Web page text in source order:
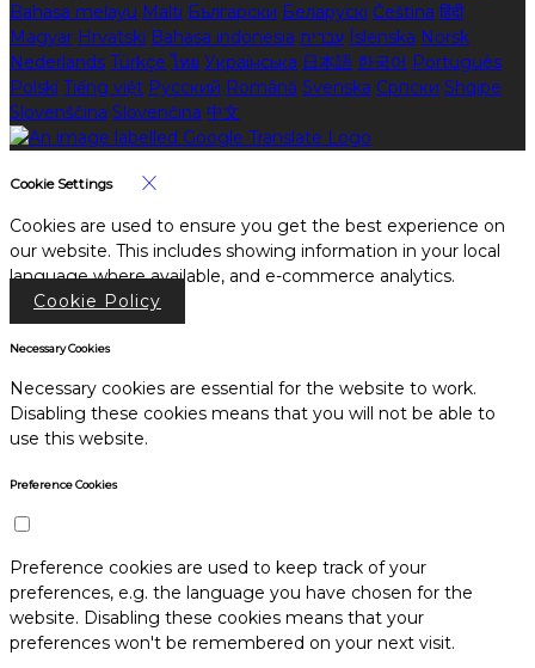
Bahasa melayu Malti Български Беларускі Čeština हिंदी
Magyar Hrvatski Bahasa indonesia עברית Íslenska Norsk
Nederlands Türkçe ไทย Українська 日本語 한국어 Português
Polski Tiếng việt Русский Română Svenska Српски Shqipe
Slovenščina Slovenčina 中文
Cookie Settings
Cookies are used to ensure you get the best experience on
our website. This includes showing information in your local
language where available, and e-commerce analytics.
Cookie Policy
Necessary Cookies
Necessary cookies are essential for the website to work.
Disabling these cookies means that you will not be able to
use this website.
Preference Cookies
Preference cookies are used to keep track of your
preferences, e.g. the language you have chosen for the
website. Disabling these cookies means that your
preferences won't be remembered on your next visit.